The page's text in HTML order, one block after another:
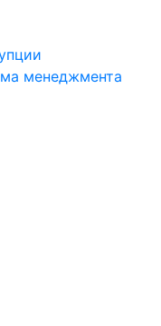
менеджмента